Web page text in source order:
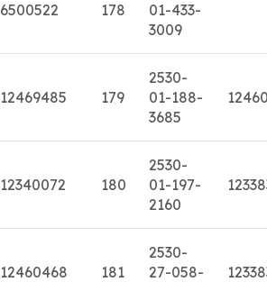
6500522 178
01-433-
3009
12469485 179
2530-
01-188-
3685
12340072 180
2530-
01-197-
2160
12460468 181
2530-
27-058-